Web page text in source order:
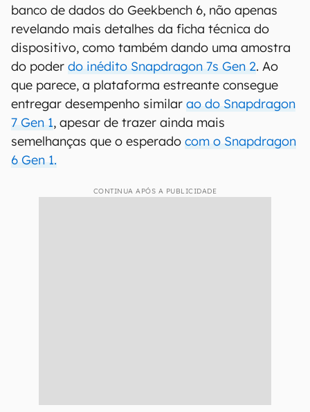
banco de dados do Geekbench 6, não apenas
revelando mais detalhes da ficha técnica do
dispositivo, como também dando uma amostra
do poder do inédito Snapdragon 7s Gen 2. Ao
que parece, a plataforma estreante consegue
entregar desempenho similar ao do Snapdragon
7 Gen 1, apesar de trazer ainda mais
semelhanças que o esperado com o Snapdragon
6 Gen 1.
CONTINUA APÓS A PUBLICIDADE